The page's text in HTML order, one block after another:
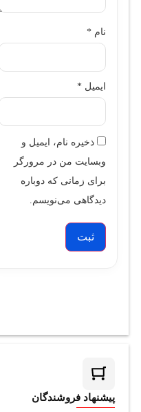
نام *
ایمیل *
ذخیره نام، ایمیل و
وبسایت من در مرورگر
برای زمانی که دوباره
دیدگاهی می‌نویسم.
پیشنهاد فروشندگان